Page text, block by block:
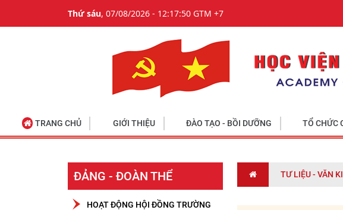
Thứ sáu, 07/08/2026 - 12:17:50 GTM +7
TRANG CHỦ GIỚI THIỆU ĐÀO TẠO - BỒI DƯỠNG TỔ CHỨC
ĐẢNG - ĐOÀN THỂ
HOẠT ĐỘNG HỘI ĐỒNG TRƯỜNG
TƯ LIỆU - VĂN